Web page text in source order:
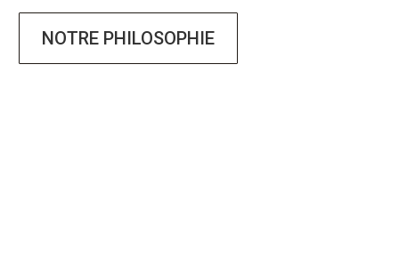
NOTRE PHILOSOPHIE